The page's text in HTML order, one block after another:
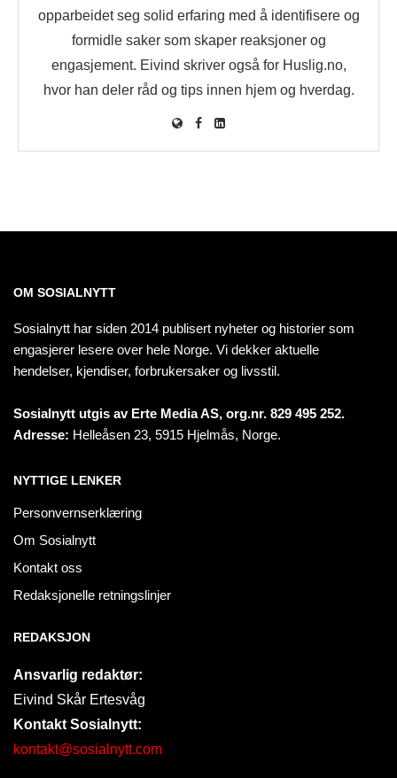
opparbeidet seg solid erfaring med å identifisere og
formidle saker som skaper reaksjoner og
engasjement. Eivind skriver også for Huslig.no,
hvor han deler råd og tips innen hjem og hverdag.
OM SOSIALNYTT
Sosialnytt har siden 2014 publisert nyheter og historier som
engasjerer lesere over hele Norge. Vi dekker aktuelle
hendelser, kjendiser, forbrukersaker og livsstil.
Sosialnytt utgis av Erte Media AS, org.nr. 829 495 252.
Adresse: Helleåsen 23, 5915 Hjelmås, Norge.
NYTTIGE LENKER
Personvernserklæring
Om Sosialnytt
Kontakt oss
Redaksjonelle retningslinjer
REDAKSJON
Ansvarlig redaktør:
Eivind Skår Ertesvåg
Kontakt Sosialnytt:
kontakt@sosialnytt.com